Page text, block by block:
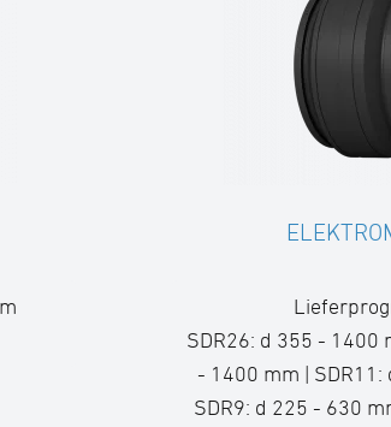
SDR26: d 355 - 1400
- 1400 mm |
SDR9: d 225 - 630